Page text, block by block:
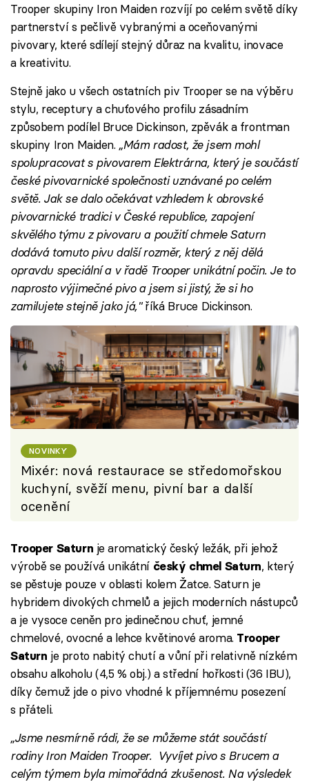
Trooper skupiny Iron Maiden rozvíjí po celém světě díky
partnerství s pečlivě vybranými a oceňovanými
pivovary, které sdílejí stejný důraz na kvalitu, inovace
a kreativitu.
Stejně jako u všech ostatních piv Trooper se na výběru
stylu, receptury a chuťového profilu zásadním
způsobem podílel Bruce Dickinson, zpěvák a frontman
skupiny Iron Maiden. „Mám radost, že jsem mohl
spolupracovat s pivovarem Elektrárna, který je součástí
české pivovarnické společnosti uznávané po celém
světě. Jak se dalo očekávat vzhledem k obrovské
pivovarnické tradici v České republice, zapojení
skvělého týmu z pivovaru a použití chmele Saturn
dodává tomuto pivu další rozměr, který z něj dělá
opravdu speciální a v řadě Trooper unikátní počin. Je to
naprosto výjimečné pivo a jsem si jistý, že si ho
zamilujete stejně jako já,"říká Bruce Dickinson.
NOVINKY
Mixér: nová restaurace se středomořskou
kuchyní, svěží menu, pivní bar a další
ocenění
Trooper Saturn je aromatický český ležák, při jehož
výrobě se používá unikátní český chmel Saturn, který
se pěstuje pouze v oblasti kolem Žatce. Saturn je
hybridem divokých chmelů a jejich moderních nástupců
a je vysoce ceněn pro jedinečnou chuť, jemné
chmelové, ovocné a lehce květinové aroma. Trooper
Saturn je proto nabitý chutí a vůní při relativně nízkém
obsahu alkoholu (4,5 % obj.) a střední hořkosti (36 IBU),
díky čemuž jde o pivo vhodné k příjemnému posezení
s přáteli.
„Jsme nesmírně rádi, že se můžeme stát součástí
rodiny Iron Maiden Trooper. Vyvíjet pivo s Brucem a
celým týmem byla mimořádná zkušenost. Na výsledek